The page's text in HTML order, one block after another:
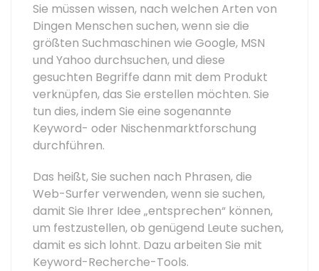
Sie müssen wissen, nach welchen Arten von
Dingen Menschen suchen, wenn sie die
größten Suchmaschinen wie Google, MSN
und Yahoo durchsuchen, und diese
gesuchten Begriffe dann mit dem Produkt
verknüpfen, das Sie erstellen möchten. Sie
tun dies, indem Sie eine sogenannte
Keyword- oder Nischenmarktforschung
durchführen.
Das heißt, Sie suchen nach Phrasen, die
Web-Surfer verwenden, wenn sie suchen,
damit Sie Ihrer Idee „entsprechen“ können,
um festzustellen, ob genügend Leute suchen,
damit es sich lohnt. Dazu arbeiten Sie mit
Keyword-Recherche-Tools.